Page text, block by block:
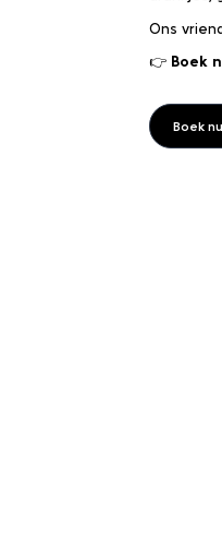
Ons
👉 Boek
Boek nu